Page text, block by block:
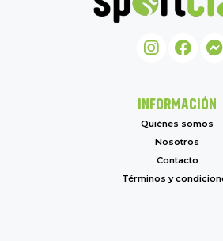
INFORMACIÓN
Quiénes somos
Nosotros
Contacto
Términos y